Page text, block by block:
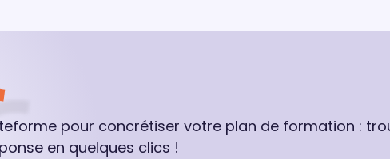
pour concrétiser votre plan de formation :
en quelques clics !